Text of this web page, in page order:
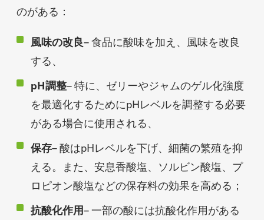
のがある：
風味の改良– 食品に酸味を加え、風味を改良
する、
pH調整– 特に、ゼリーやジャムのゲル化強度
を最適化するためにpHレベルを調整する必要
がある場合に使用される、
保存– 酸はpHレベルを下げ、細菌の繁殖を抑
える。また、安息香酸塩、ソルビン酸塩、プ
ロピオン酸塩などの保存料の効果を高める；
抗酸化作用– 一部の酸には抗酸化作用がある